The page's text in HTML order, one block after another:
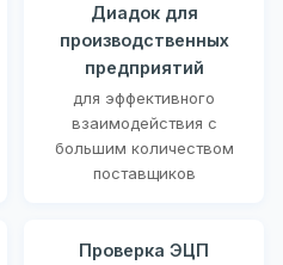
Диадок для
производственных
предприятий
для эффективного
взаимодействия с
большим количеством
поставщиков
Проверка ЭЦП